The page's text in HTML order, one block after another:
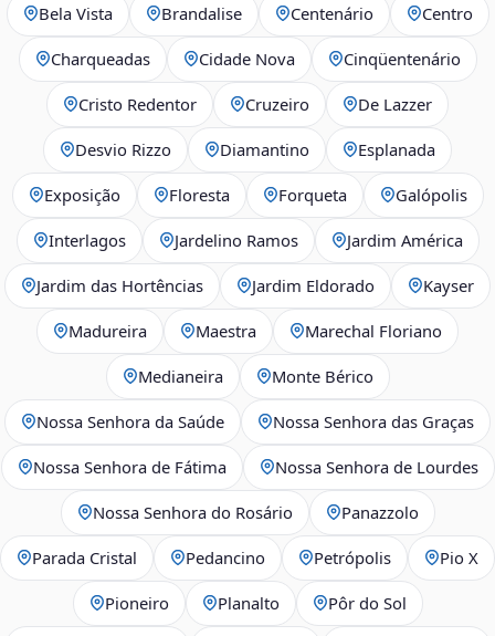
Bela Vista Brandalise Centenário Centro
Charqueadas Cidade Nova Cinqüentenário
Cristo Redentor Cruzeiro De Lazzer
Desvio Rizzo Diamantino Esplanada
Exposição Floresta Forqueta Galópolis
Interlagos Jardelino Ramos Jardim América
Jardim das Hortências Jardim Eldorado Kayser
Madureira Maestra Marechal Floriano
Medianeira Monte Bérico
Nossa Senhora da Saúde Nossa Senhora das Graças
Nossa Senhora de Fátima Nossa Senhora de Lourdes
Nossa Senhora do Rosário Panazzolo
Parada Cristal Pedancino Petrópolis Pio X
Pioneiro Planalto Pôr do Sol